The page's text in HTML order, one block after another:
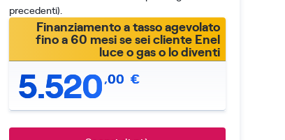
precedenti).
Finanziamento a tasso agevolato
fino a 60 mesi se sei cliente Enel
luce o gas o lo diventi
5.520,00 €